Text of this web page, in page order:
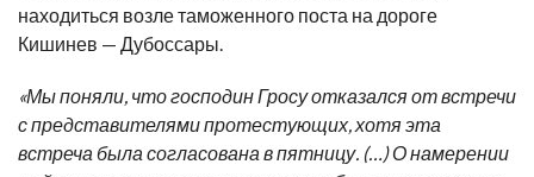
находиться возле таможенного поста на дороге
Кишинев — Дубоссары.
«Мы поняли, что господин Гросу отказался от встречи
с представителями протестующих, хотя эта
встреча была согласована в пятницу. (…) О намерении